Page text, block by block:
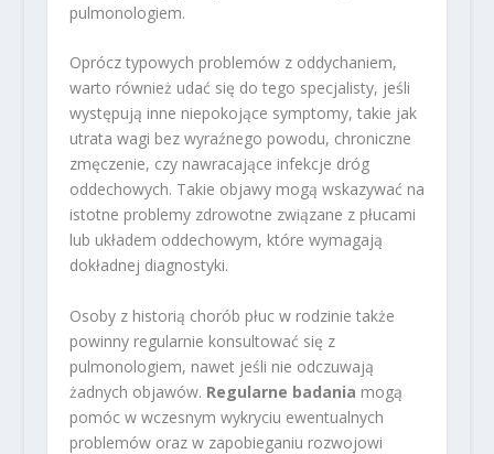
pulmonologiem.
Oprócz typowych problemów z oddychaniem,
warto również udać się do tego specjalisty, jeśli
występują inne niepokojące symptomy, takie jak
utrata wagi bez wyraźnego powodu, chroniczne
zmęczenie, czy nawracające infekcje dróg
oddechowych. Takie objawy mogą wskazywać na
istotne problemy zdrowotne związane z płucami
lub układem oddechowym, które wymagają
dokładnej diagnostyki.
Osoby z historią chorób płuc w rodzinie także
powinny regularnie konsultować się z
pulmonologiem, nawet jeśli nie odczuwają
żadnych objawów. Regularne badania mogą
pomóc w wczesnym wykryciu ewentualnych
problemów oraz w zapobieganiu rozwojowi